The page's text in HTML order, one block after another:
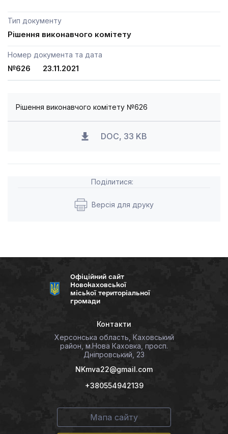
Тип документу
Рішення виконавчого комітету
Номер документа та дата
№626 23.11.2021
Рішення виконавчого комітету №626
DOC, 33 KB
Поділитися:
Версія для друку
Офіційний сайт
Новокаховської
міської територіальної
громади
Контакти
Херсонська область, Каховський
район, м.Нова Каховка, просп.
Дніпровський, 23
NKmva22@gmail.com
+380554942139
Мапа сайту